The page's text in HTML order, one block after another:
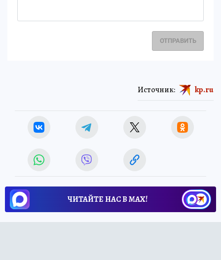
ОТПРАВИТЬ
Источник: kp.ru
ЧИТАЙТЕ НАС В МАХ!